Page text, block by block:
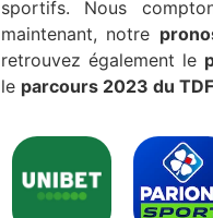
sportifs. Nous
maintenant, notre
retrouvez également le
le parcours 2023 du